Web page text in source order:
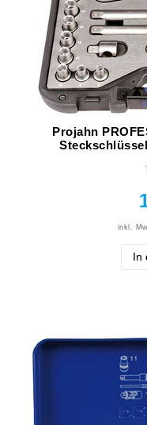
Projahn
inkl.
In